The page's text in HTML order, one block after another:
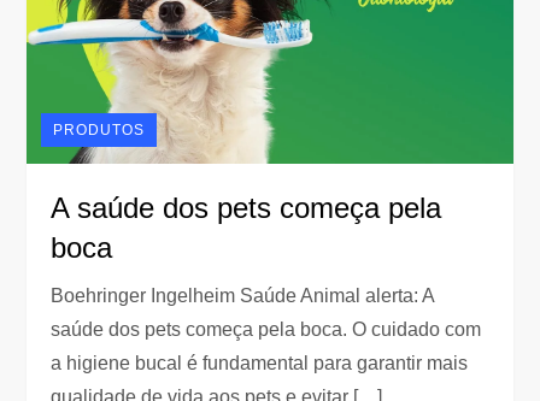
PRODUTOS
A saúde dos pets começa pela
boca
Boehringer Ingelheim Saúde Animal alerta: A
saúde dos pets começa pela boca. O cuidado com
a higiene bucal é fundamental para garantir mais
qualidade de vida aos pets e evitar […]